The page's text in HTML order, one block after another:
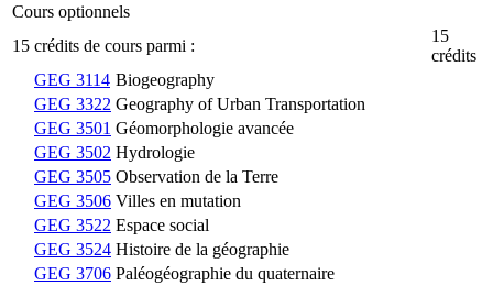
Cours optionnels
15 crédits de cours parmi :
15
crédits
GEG 3114 Biogeography
GEG 3322 Geography of Urban Transportation
GEG 3501 Géomorphologie avancée
GEG 3502 Hydrologie
GEG 3505 Observation de la Terre
GEG 3506 Villes en mutation
GEG 3522 Espace social
GEG 3524 Histoire de la géographie
GEG 3706 Paléogéographie du quaternaire